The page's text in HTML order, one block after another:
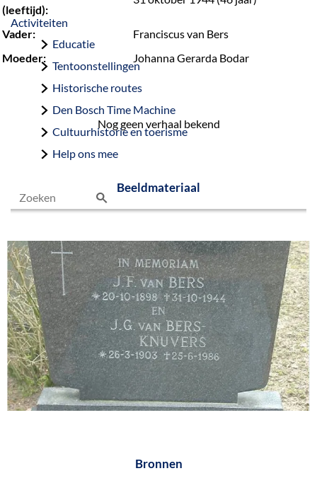
Activiteiten
Educatie
Tentoonstellingen
Historische routes
Den Bosch Time Machine
Cultuurhistorie en toerisme
Help ons mee
o
e
k
e
n
(leeftijd):
Vader:
Franciscus van Bers
Moeder:
Johanna Gerarda Bodar
Nog geen verhaal bekend
Beeldmateriaal
Bronnen